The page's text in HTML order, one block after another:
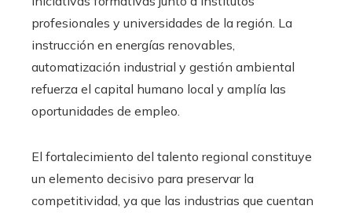
profesionales y universidades de la región. La
instrucción en energías renovables,
automatización industrial y gestión ambiental
refuerza el capital humano local y amplía las
oportunidades de empleo.
El fortalecimiento del talento regional constituye
un elemento decisivo para preservar la
competitividad, ya que las industrias que cuentan